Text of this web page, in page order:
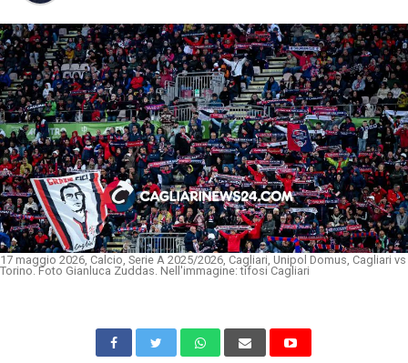
17 maggio 2026, Calcio, Serie A 2025/2026, Cagliari, Unipol Domus, Cagliari vs
Torino. Foto Gianluca Zuddas. Nell'immagine: tifosi Cagliari